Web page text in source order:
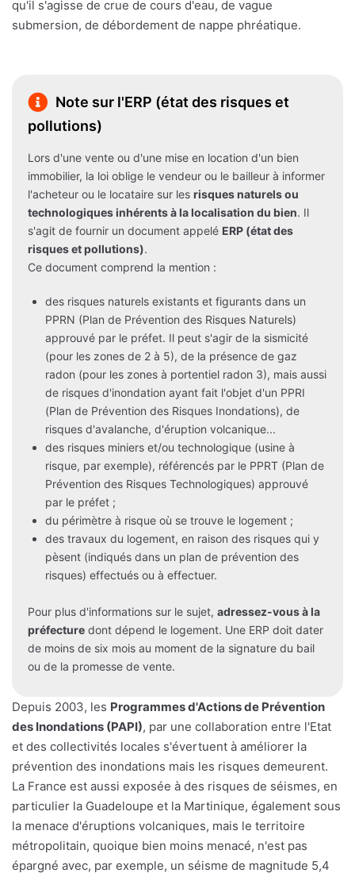
qu'il s'agisse de crue de cours d'eau, de vague
submersion, de débordement de nappe phréatique.
Note sur l'ERP (état des risques et
pollutions)
Lors d'une vente ou d'une mise en location d'un bien
immobilier, la loi oblige le vendeur ou le bailleur à informer
l'acheteur ou le locataire sur les risques naturels ou
technologiques inhérents à la localisation du bien. Il
s'agit de fournir un document appelé ERP (état des
risques et pollutions).
Ce document comprend la mention :
des risques naturels existants et figurants dans un
PPRN (Plan de Prévention des Risques Naturels)
approuvé par le préfet. Il peut s'agir de la sismicité
(pour les zones de 2 à 5), de la présence de gaz
radon (pour les zones à portentiel radon 3), mais aussi
de risques d'inondation ayant fait l'objet d'un PPRI
(Plan de Prévention des Risques Inondations), de
risques d'avalanche, d'éruption volcanique...
des risques miniers et/ou technologique (usine à
risque, par exemple), référencés par le PPRT (Plan de
Prévention des Risques Technologiques) approuvé
par le préfet ;
du périmètre à risque où se trouve le logement ;
des travaux du logement, en raison des risques qui y
pèsent (indiqués dans un plan de prévention des
risques) effectués ou à effectuer.
Pour plus d'informations sur le sujet, adressez-vous à la
préfecture dont dépend le logement. Une ERP doit dater
de moins de six mois au moment de la signature du bail
ou de la promesse de vente.
Depuis 2003, les Programmes d'Actions de Prévention
des Inondations (PAPI), par une collaboration entre l'Etat
et des collectivités locales s'évertuent à améliorer la
prévention des inondations mais les risques demeurent.
La France est aussi exposée à des risques de séismes, en
particulier la Guadeloupe et la Martinique, également sous
la menace d'éruptions volcaniques, mais le territoire
métropolitain, quoique bien moins menacé, n'est pas
épargné avec, par exemple, un séisme de magnitude 5,4